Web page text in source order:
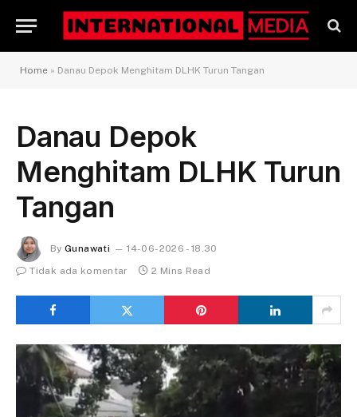
Home » Danau Depok Menghitam DLHK Turun Tangan
Danau Depok
Menghitam DLHK Turun
Tangan
By Gunawati
14-06-2026 - 18.30
Tidak ada komentar
2 Mins Read